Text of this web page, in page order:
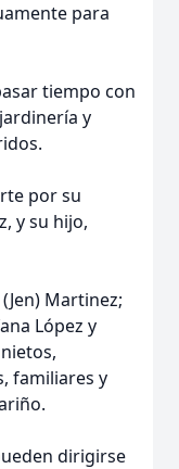
para
tiempo con
y
por su
y su hijo,
Martinez;
López y
familiares y
dirigirse